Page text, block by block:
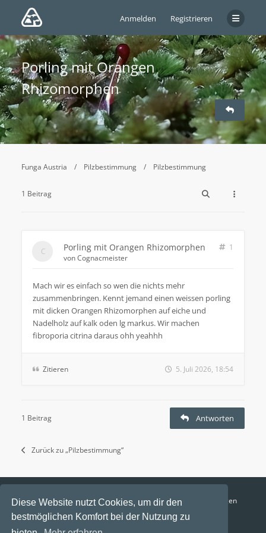
Diese Website nutzt Cookies, um dir den
bestmöglichen Komfort bei der Nutzung zu
Anmelden Registrieren
Porling mit Orangen
Rhizomorphen
Funga Austria Pilzbestimmung Pilzbestimmung
1 Beitrag
Porling mit Orangen Rhizomorphen
1
vonCognacmeister
Mach wir es einfach so wen die nichts mehr
zusammenbringen. Kennt jemand einen weissen porling
mit dicken Orangen Rhizomorphen auf eiche und
Nadelholz auf kalk oden lg markus. Wir machen
fibroporia citrina daraus ohh yeahhh
Zitieren 5. Juli 2026, 18:54
1 Beitrag Antworten
Zurück zu „Pilzbestimmung“
Funga Austria FAQ Datenschutz
Nutzungsbedingungen
Alle Zeiten sind UTC+02:00